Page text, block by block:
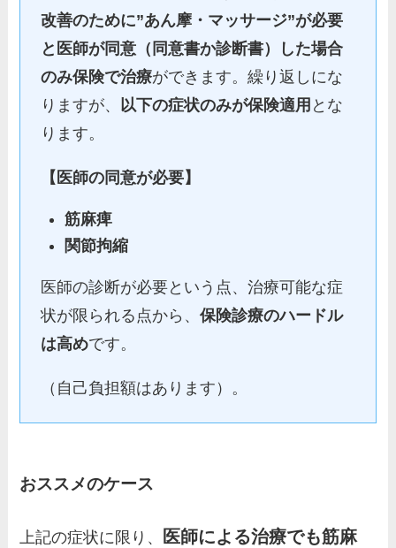
改善のために”あん摩・マッサージ”が必要
と医師が同意（同意書か診断書）した場合
のみ保険で治療ができます。繰り返しにな
りますが、 以下の症状のみが保険適用 とな
ります。
【医師の同意が必要】
筋麻痺
関節拘縮
医師の診断が必要という点、治療可能な症
状が限られる点から、 保険診療のハードル
は高めです。
（自己負担額はあります）。
おススメのケース
上記の症状に限り、
医師による治療でも筋麻